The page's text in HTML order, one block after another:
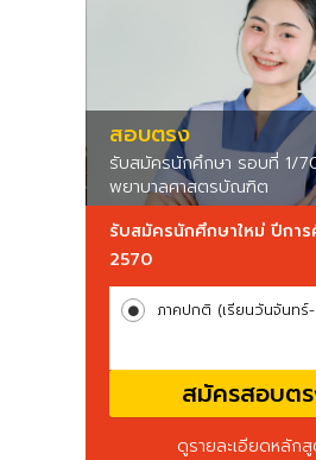
สอบตรง
รับสมัครนักศึกษา รอบที่ 1/
พยาบาลศาสตรบัณฑิต
รับสมัครนักศึกษาใหม่ ปีกา
2570
ภาคปกติ (เรียนวันจันท
สมัครสอบต
ดูรายละเอียดหลัก